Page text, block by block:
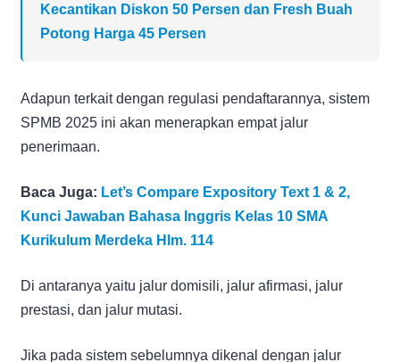
Kecantikan Diskon 50 Persen dan Fresh Buah
Potong Harga 45 Persen
Adapun terkait dengan regulasi pendaftarannya, sistem
SPMB 2025 ini akan menerapkan empat jalur
penerimaan.
Baca Juga: Let’s Compare Expository Text 1 & 2,
Kunci Jawaban Bahasa Inggris Kelas 10 SMA
Kurikulum Merdeka Hlm. 114
Di antaranya yaitu jalur domisili, jalur afirmasi, jalur
prestasi, dan jalur mutasi.
Jika pada sistem sebelumnya dikenal dengan jalur